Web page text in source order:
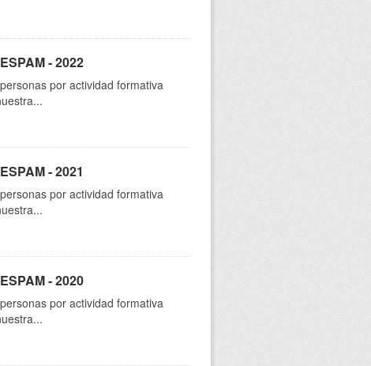
- 2022
por actividad formativa
- 2021
por actividad formativa
- 2020
por actividad formativa